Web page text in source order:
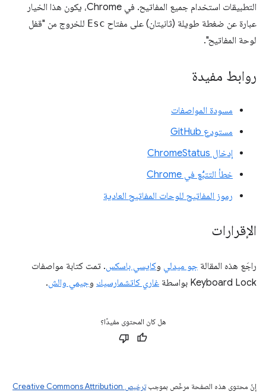
التطبيقات استخدام جميع المفاتيح. في Chrome، يكون هذا الخيار
عبارة عن ضغطة طويلة (ثانيتان) على مفتاح Esc للخروج من "قفل
لوحة المفاتيح".
روابط مفيدة
مسودة المواصفات
مستودع GitHub
إدخال ChromeStatus
خطأ التتبُّع في Chrome
رموز المفاتيح للوحات المفاتيح العادية
الإقرارات
راجَع هذه المقالة جو ميدلي وكايسي باسكس. تمت كتابة مواصفات
Keyboard Lock بواسطة
غاري كاتشمارسيك وجيمي والش.
هل كان المحتوى مفيدًا؟
إنّ محتوى هذه الصفحة مرخّص بموجب
ترخيص Creative Commons Attribution